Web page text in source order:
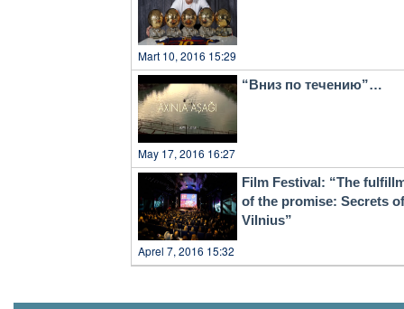
Mart 10, 2016 15:29
“Вниз по течению”…
May 17, 2016 16:27
Film Festival: “The
of the promise: Secrets of
Vilnius”
Aprel 7, 2016 15:32